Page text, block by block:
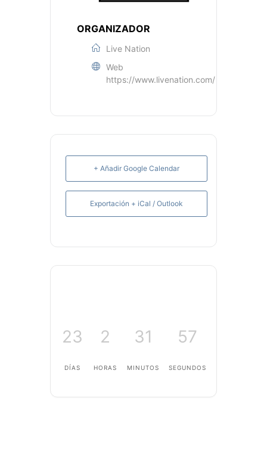
ORGANIZADOR
Live Nation
Web
https://www.livenation.com/
+ Añadir Google Calendar
Exportación + iCal / Outlook
23
DÍAS
2
HORAS
31
MINUTOS
56
SEGUNDOS